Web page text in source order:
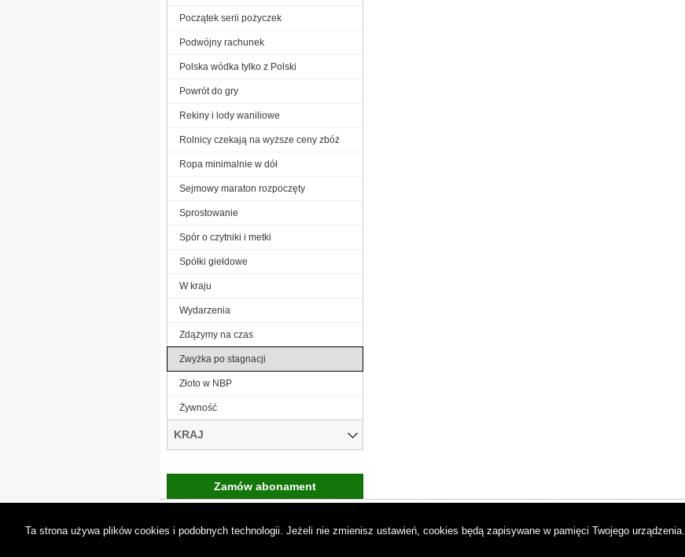
Początek serii pożyczek
Podwójny rachunek
Polska wódka tylko z Polski
Powrót do gry
Rekiny i lody waniliowe
Rolnicy czekają na wyższe ceny zbóż
Ropa minimalnie w dół
Sejmowy maraton rozpoczęty
Sprostowanie
Spór o czytniki i metki
Spółki giełdowe
W kraju
Wydarzenia
Zdążymy na czas
Zwyżka po stagnacji
Złoto w NBP
Żywność
KRAJ
Zamów abonament
Ta strona używa plików cookies i podobnych technologii. Jeżeli nie zmienisz ustawień, cookies będą zapisywane w pamięci Twojego urządzenia.